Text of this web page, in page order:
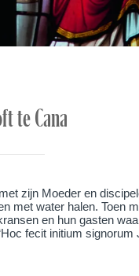
te Cana
zijn Moeder en
met water halen. Toen
en hun gasten
fecit initium signorum